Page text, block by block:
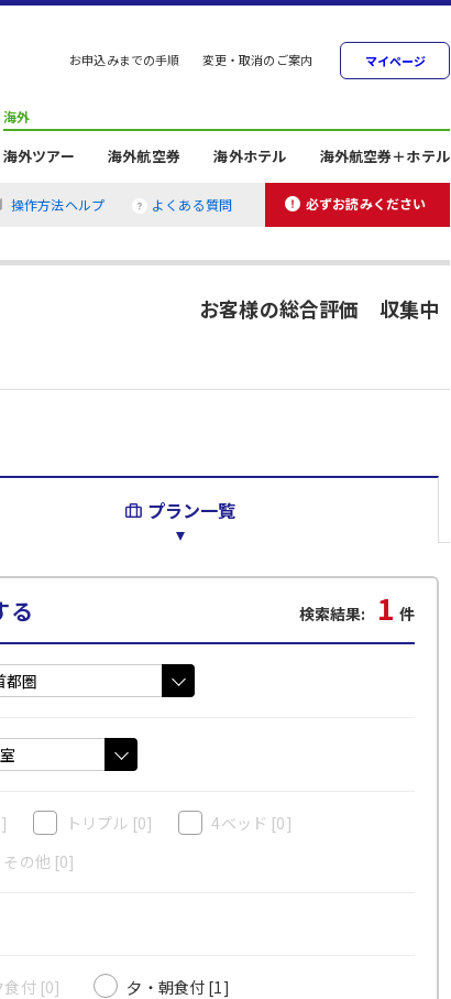
お申込みまでの手順 変更・取消のご案内 マイページ
海外
海外ツアー 海外航空券 海外ホテル 海外航空券＋ホテル
操作方法ヘルプ よくある質問 必ずお読みください
お客様の総合評価 収集中
プラン一覧
る 検索結果: 1 件
トリプル [0] 4ベッド [0]
その他[0]
食付 [0] 夕・朝食付 [1]